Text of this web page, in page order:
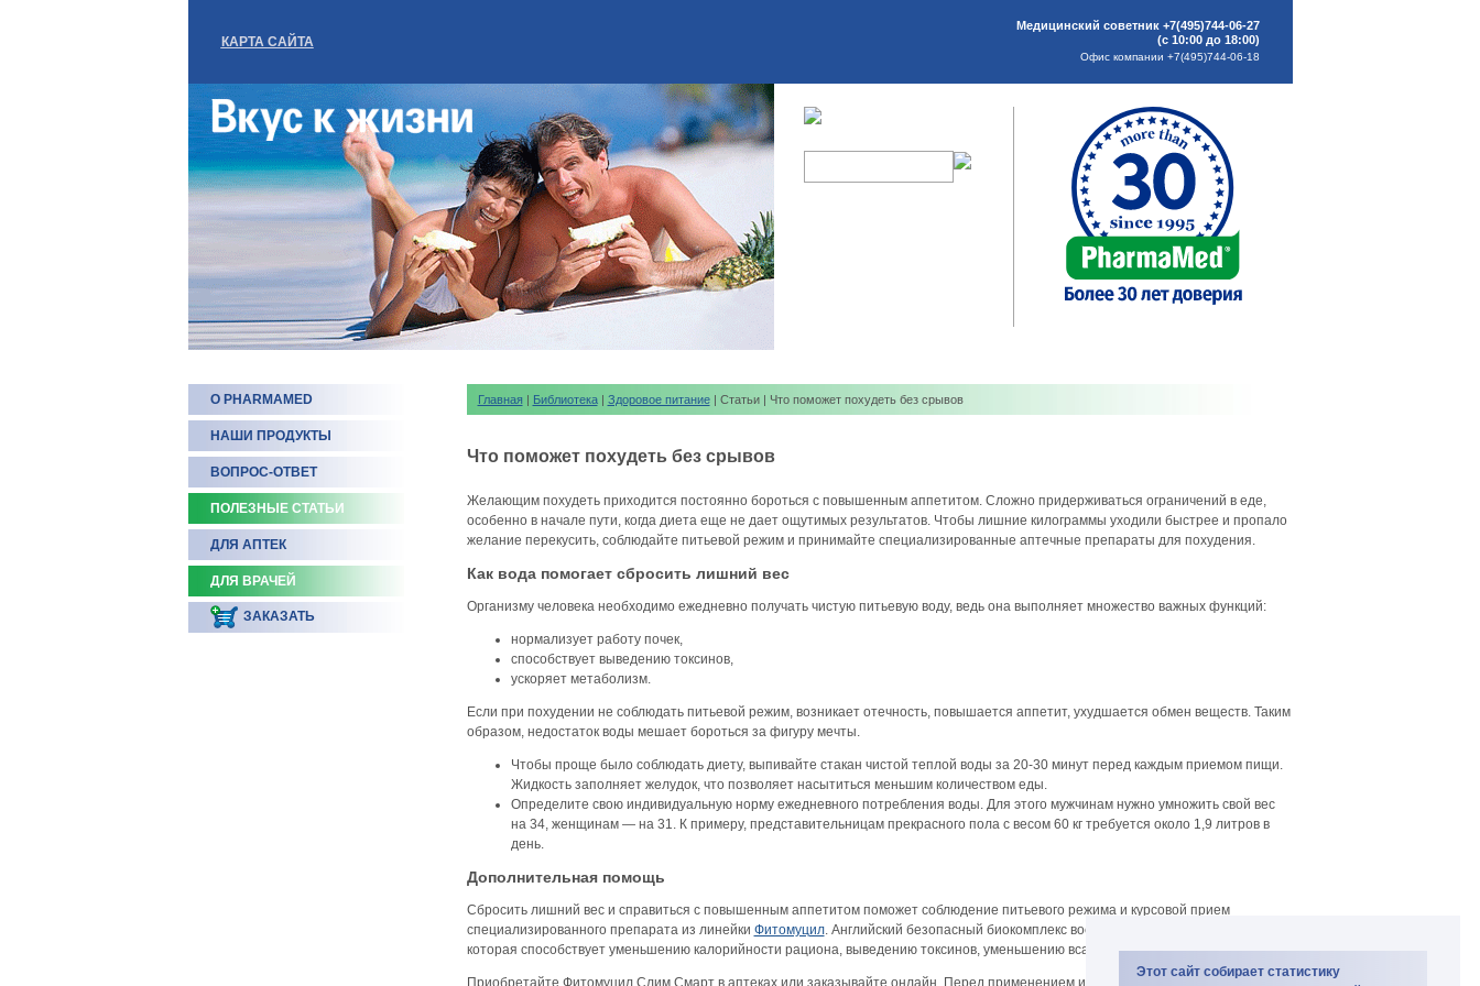
Этот сайт собирает статистику
КАРТА САЙТА
Медицинский советник +7(495)744-06-27
(с 10:00 до 18:00)
Офис компании +7(495)744-06-18
О PHARMAMED
НАШИ ПРОДУКТЫ
ВОПРОС-ОТВЕТ
ПОЛЕЗНЫЕ СТАТЬИ
ДЛЯ АПТЕК
ДЛЯ ВРАЧЕЙ
ЗАКАЗАТЬ
Главная | Библиотека| Здоровое питание| Статьи | Что поможет похудеть без срывов
Что поможет похудеть без срывов
Желающим похудеть приходится постоянно бороться с повышенным аппетитом. Сложно придерживаться ограничений в еде,
особенно в начале пути, когда диета еще не дает ощутимых результатов. Чтобы лишние килограммы уходили быстрее и пропало
желание перекусить, соблюдайте питьевой режим и принимайте специализированные аптечные препараты для похудения.
Как вода помогает сбросить лишний вес
Организму человека необходимо ежедневно получать чистую питьевую воду, ведь она выполняет множество важных функций:
нормализует работу почек,
способствует выведению токсинов,
ускоряет метаболизм.
Если при похудении не соблюдать питьевой режим, возникает отечность, повышается аппетит, ухудшается обмен веществ. Таким
образом, недостаток воды мешает бороться за фигуру мечты.
Чтобы проще было соблюдать диету, выпивайте стакан чистой теплой воды за 20-30 минут перед каждым приемом пищи.
Жидкость заполняет желудок, что позволяет насытиться меньшим количеством еды.
Определите свою индивидуальную норму ежедневного потребления воды. Для этого мужчинам нужно умножить свой вес
на 34, женщинам — на 31. К примеру, представительницам прекрасного пола с весом 60 кг требуется около 1,9 литров в
день.
Дополнительная помощь
Сбросить лишний вес и справиться с повышенным аппетитом поможет соблюдение питьевого режима и курсовой прием
специализированного препарата из линейки Фитомуцил. Английский безопасный биокомплекс восполняет недостаток клетчатки,
которая способствует уменьшению калорийности рациона, выведению токсинов, уменьшению всасывания жиров и углеводов.